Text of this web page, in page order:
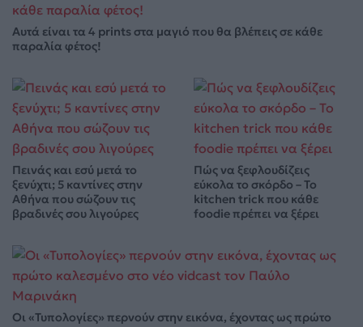
Αυτά είναι τα 4 prints στα μαγιό που θα βλέπεις σε κάθε
παραλία φέτος!
Πεινάς και εσύ μετά το
ξενύχτι; 5 καντίνες στην
Αθήνα που σώζουν τις
βραδινές σου λιγούρες
Πώς να ξεφλουδίζεις
εύκολα το σκόρδο – Το
kitchen trick που κάθε
foodie πρέπει να ξέρει
Οι «Τυπολογίες» περνούν στην εικόνα, έχοντας ως πρώτο